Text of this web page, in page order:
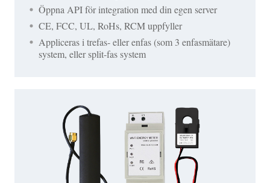
Öppna API för integration med din egen server
CE, FCC, UL, RoHs, RCM uppfyller
Appliceras i trefas- eller enfas (som 3 enfasmätare)
system, eller split-fas system